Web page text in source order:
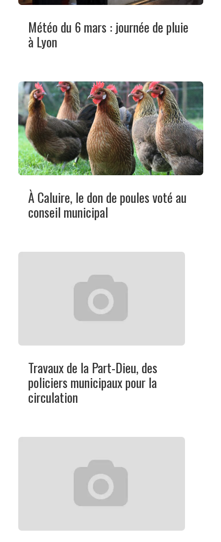
Météo du 6 mars : journée de pluie
à Lyon
À Caluire, le don de poules voté au
conseil municipal
Travaux de la Part-Dieu, des
policiers municipaux pour la
circulation